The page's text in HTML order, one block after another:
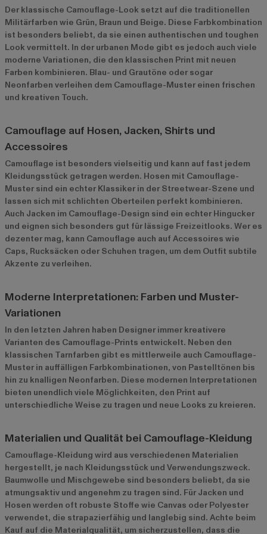
Der klassische Camouflage-Look setzt auf die traditionellen
Militärfarben wie Grün, Braun und Beige. Diese Farbkombination
ist besonders beliebt, da sie einen authentischen und toughen
Look vermittelt. In der urbanen Mode gibt es jedoch auch viele
moderne Variationen, die den klassischen Print mit neuen
Farben kombinieren. Blau- und Grautöne oder sogar
Neonfarben verleihen dem Camouflage-Muster einen frischen
und kreativen Touch.
Camouflage auf Hosen, Jacken, Shirts und
Accessoires
Camouflage ist besonders vielseitig und kann auf fast jedem
Kleidungsstück getragen werden. Hosen mit Camouflage-
Muster sind ein echter Klassiker in der Streetwear-Szene und
lassen sich mit schlichten Oberteilen perfekt kombinieren.
Auch Jacken im Camouflage-Design sind ein echter Hingucker
und eignen sich besonders gut für lässige Freizeitlooks. Wer es
dezenter mag, kann Camouflage auch auf Accessoires wie
Caps, Rucksäcken oder Schuhen tragen, um dem Outfit subtile
Akzente zu verleihen.
Moderne Interpretationen: Farben und Muster-
Variationen
In den letzten Jahren haben Designer immer kreativere
Varianten des Camouflage-Prints entwickelt. Neben den
klassischen Tarnfarben gibt es mittlerweile auch Camouflage-
Muster in auffälligen Farbkombinationen, von Pastelltönen bis
hin zu knalligen Neonfarben. Diese modernen Interpretationen
bieten unendlich viele Möglichkeiten, den Print auf
unterschiedliche Weise zu tragen und neue Looks zu kreieren.
Materialien und Qualität bei Camouflage-Kleidung
Camouflage-Kleidung wird aus verschiedenen Materialien
hergestellt, je nach Kleidungsstück und Verwendungszweck.
Baumwolle und Mischgewebe sind besonders beliebt, da sie
atmungsaktiv und angenehm zu tragen sind. Für Jacken und
Hosen werden oft robuste Stoffe wie Canvas oder Polyester
verwendet, die strapazierfähig und langlebig sind. Achte beim
Kauf auf die Materialqualität, um sicherzustellen, dass die